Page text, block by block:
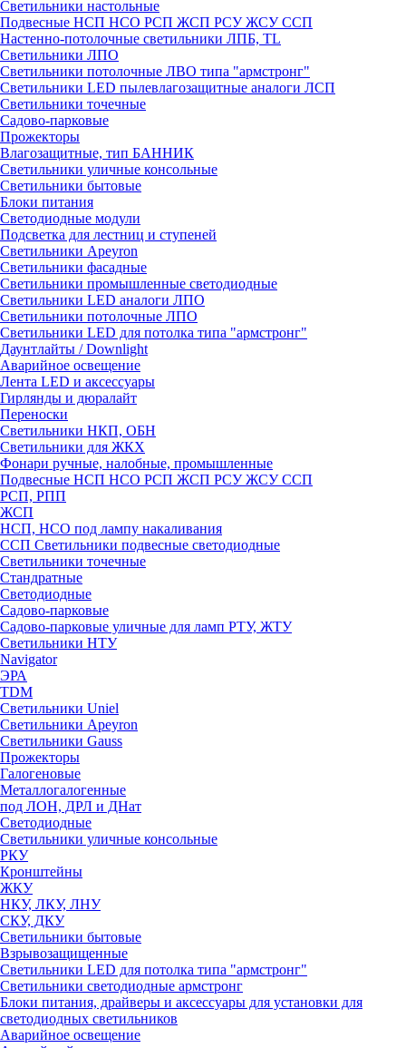
Светильники настольные
Подвесные НСП НСО РСП ЖСП РСУ ЖСУ ССП
Настенно-потолочные светильники ЛПБ, TL
Светильники ЛПО
Светильники потолочные ЛВО типа "армстронг"
Светильники LED пылевлагозащитные аналоги ЛСП
Светильники точечные
Садово-парковые
Прожекторы
Влагозащитные, тип БАННИК
Светильники уличные консольные
Светильники бытовые
Блоки питания
Светодиодные модули
Подсветка для лестниц и ступеней
Светильники Apeyron
Светильники фасадные
Светильники промышленные светодиодные
Светильники LED аналоги ЛПО
Светильники потолочные ЛПО
Светильники LED для потолка типа "армстронг"
Даунтлайты / Downlight
Аварийное освещение
Лента LED и аксессуары
Гирлянды и дюралайт
Переноски
Светильники НКП, ОБН
Светильники для ЖКХ
Фонари ручные, налобные, промышленные
Подвесные НСП НСО РСП ЖСП РСУ ЖСУ ССП
РСП, РПП
ЖСП
НСП, НСО под лампу накаливания
ССП Светильники подвесные светодиодные
Светильники точечные
Стандратные
Светодиодные
Садово-парковые
Садово-парковые уличные для ламп РТУ, ЖТУ
Светильники НТУ
Navigator
ЭРА
TDM
Светильники Uniel
Светильники Apeyron
Светильники Gauss
Прожекторы
Галогеновые
Металлогалогенные
под ЛОН, ДРЛ и ДНат
Светодиодные
Светильники уличные консольные
РКУ
Кронштейны
ЖКУ
НКУ, ЛКУ, ЛНУ
СКУ, ДКУ
Светильники бытовые
Взрывозащищенные
Светильники LED для потолка типа "армстронг"
Светильники светодиодные армстронг
Блоки питания, драйверы и аксессуары для установки для
светодиодных светильников
Аварийное освещение